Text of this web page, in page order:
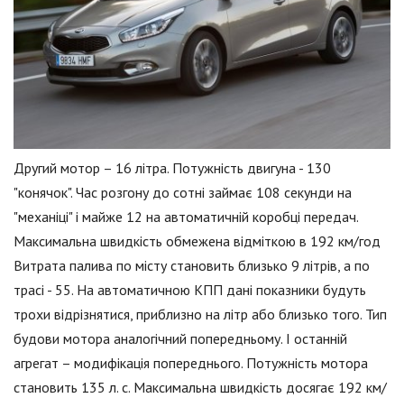
Другий мотор – 16 літра. Потужність двигуна - 130
"конячок". Час розгону до сотні займає 108 секунди на
"механіці" і майже 12 на автоматичній коробці передач.
Максимальна швидкість обмежена відміткою в 192 км/год
Витрата палива по місту становить близько 9 літрів, а по
трасі - 55. На автоматичною КПП дані показники будуть
трохи відрізнятися, приблизно на літр або близько того. Тип
будови мотора аналогічний попередньому. І останній
агрегат – модифікація попереднього. Потужність мотора
становить 135 л. с. Максимальна швидкість досягає 192 км/